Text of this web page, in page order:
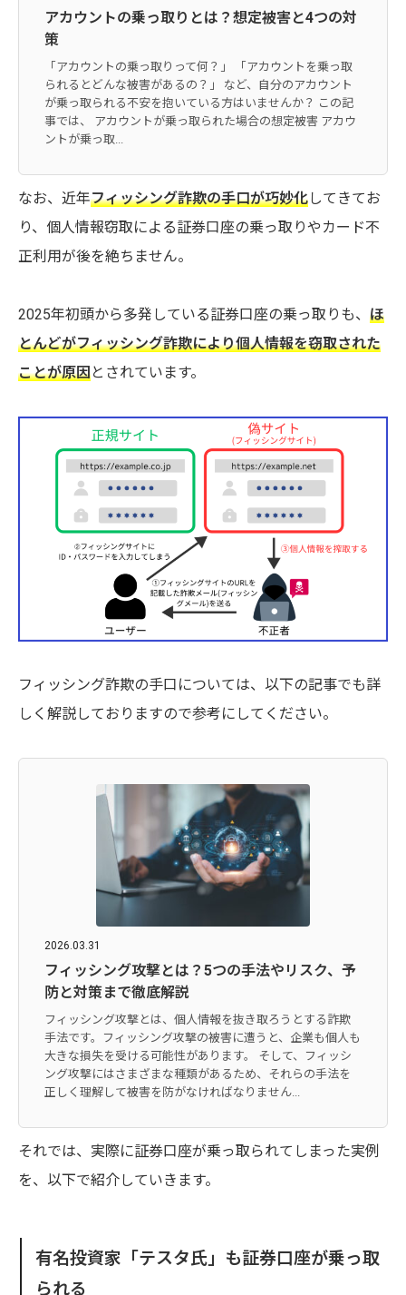
アカウントの乗っ取りとは？想定被害と4つの対
策
「アカウントの乗っ取りって何？」 「アカウントを乗っ取
られるとどんな被害があるの？」 など、自分のアカウント
が乗っ取られる不安を抱いている方はいませんか？ この記
事では、 アカウントが乗っ取られた場合の想定被害 アカウ
ントが乗っ取...
なお、近年フィッシング詐欺の手口が巧妙化してきてお
り、個人情報窃取による証券口座の乗っ取りやカード不
正利用が後を絶ちません。
2025年初頭から多発している証券口座の乗っ取りも、 ほ
とんどがフィッシング詐欺により個人情報を窃取された
ことが原因とされています。
フィッシング詐欺の手口については、以下の記事でも詳
しく解説しておりますので参考にしてください。
2026.03.31
フィッシング攻撃とは？5つの手法やリスク、予
防と対策まで徹底解説
フィッシング攻撃とは、個人情報を抜き取ろうとする詐欺
手法です。フィッシング攻撃の被害に遭うと、企業も個人も
大きな損失を受ける可能性があります。 そして、フィッシ
ング攻撃にはさまざまな種類があるため、それらの手法を
正しく理解して被害を防がなければなりません...
それでは、実際に証券口座が乗っ取られてしまった実例
を、以下で紹介していきます。
有名投資家「テスタ氏」も証券口座が乗っ取
られる